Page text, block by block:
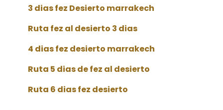
3 dias fez Desierto marrakech
Ruta fez al desierto 3 dias
4 dias fez desierto marrakech
Ruta 5 dias de fez al desierto
Ruta 6 dias fez desierto